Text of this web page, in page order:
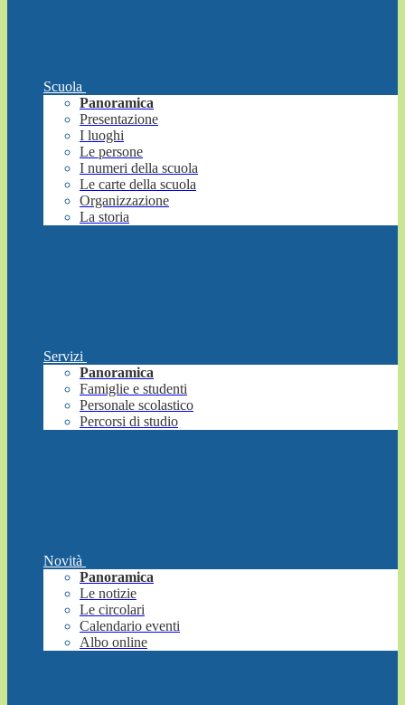
Scuola
Panoramica
Presentazione
I luoghi
Le persone
I numeri della scuola
Le carte della scuola
Organizzazione
La storia
Servizi
Panoramica
Famiglie e studenti
Personale scolastico
Percorsi di studio
Novità
Panoramica
Le notizie
Le circolari
Calendario eventi
Albo online